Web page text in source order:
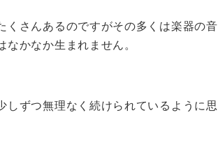
くさんあるのですがその多くは楽器の音
かなか生まれません。
しずつ無理なく続けられているように思